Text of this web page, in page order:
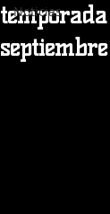
Noticias
septiembre